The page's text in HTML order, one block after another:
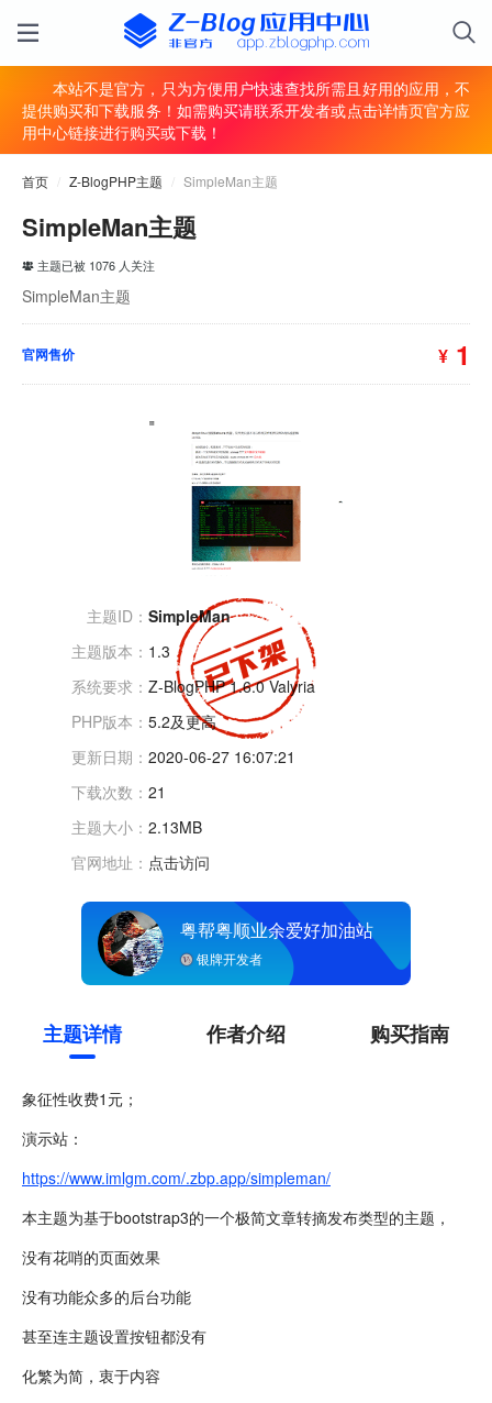
本站不是官方，只为方便用户快速查找所需且好用的应用，不
提供购买和下载服务！如需购买请联系开发者或点击详情页官方应
用中心链接进行购买或下载！
首页 Z-BlogPHP主题 SimpleMan主题
SimpleMan主题
主题已被 1076 人关注
SimpleMan主题
¥ 1
官网售价
主题ID： SimpleMan
主题版本： 1.3
系统要求： Z-BlogPHP 1.6.0 Valyria
PHP版本： 5.2及更高
更新日期： 2020-06-27 16:07:21
下载次数： 21
主题大小： 2.13MB
官网地址： 点击访问
粤帮粤顺业余爱好加油站
银牌开发者
主题详情 作者介绍 购买指南
象征性收费1元；
演示站：
https://www.imlgm.com/.zbp.app/simpleman/
本主题为基于bootstrap3的一个极简文章转摘发布类型的主题，
没有花哨的页面效果
没有功能众多的后台功能
甚至连主题设置按钮都没有
化繁为简，衷于内容